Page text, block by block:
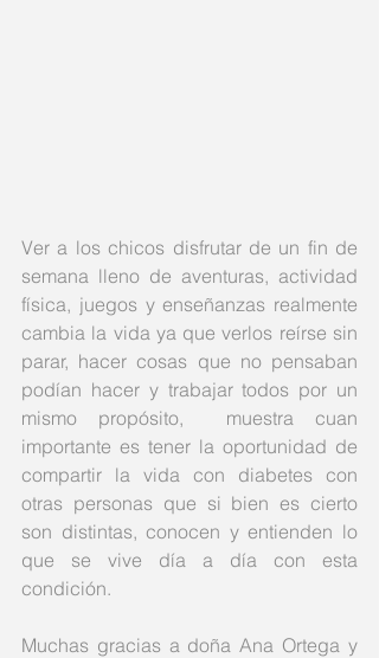
Ver a los chicos disfrutar de un fin de
semana lleno de aventuras, actividad
física, juegos y enseñanzas realmente
cambia la vida ya que verlos reírse sin
parar, hacer cosas que no pensaban
podían hacer y trabajar todos por un
mismo propósito,  muestra cuan
importante es tener la oportunidad de
compartir la vida con diabetes con
otras personas que si bien es cierto
son distintas, conocen y entienden lo
que se vive día a día con esta
condición.
Muchas gracias a doña Ana Ortega y